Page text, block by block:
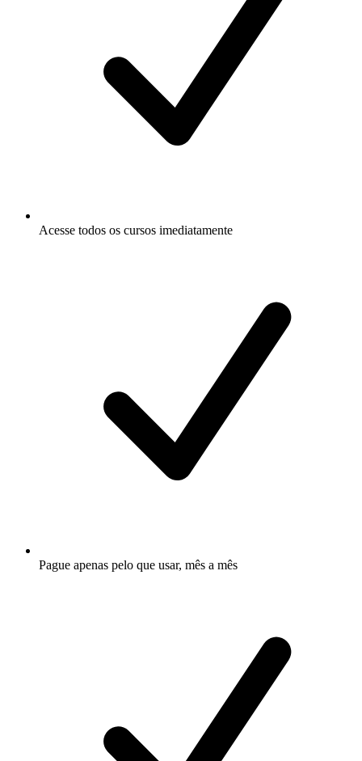
Acesse todos os cursos imediatamente
Pague apenas pelo que usar, mês a mês